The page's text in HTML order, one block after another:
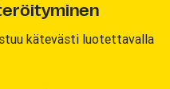
kätevästi luotettavalla